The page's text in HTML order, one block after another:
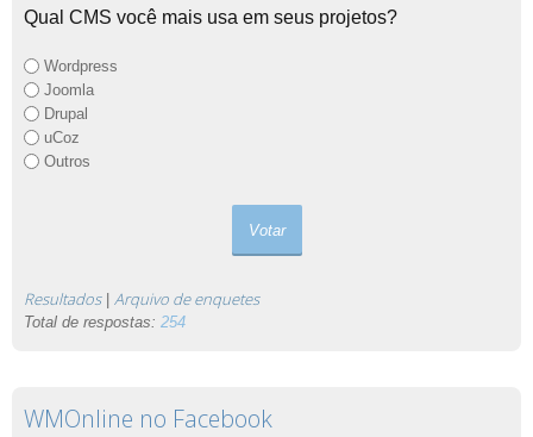
Qual CMS você mais usa em seus projetos?
Wordpress
Joomla
Drupal
uCoz
Outros
Resultados| Arquivo de enquetes
Total de respostas: 254
WMOnline no Facebook